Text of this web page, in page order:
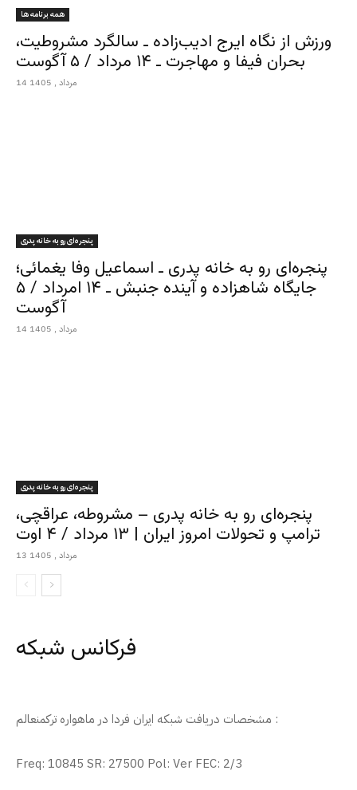
همه برنامه ها
ورزش از نگاه ایرج ادیب‌زاده ـ سالگرد مشروطیت،
بحران فیفا و مهاجرت ـ ۱۴ مرداد / ۵ آگوست
14 مرداد , 1405
پنجره‌ای رو به خانه پدری
پنجره‌ای رو به خانه پدری ـ اسماعیل وفا یغمائی؛
جایگاه شاهزاده و آینده جنبش ـ ۱۴ امرداد / ۵
آگوست
14 مرداد , 1405
پنجره‌ای رو به خانه پدری
پنجره‌ای رو به خانه پدری – مشروطه، عراقچی،
ترامپ و تحولات امروز ایران | ۱۳ مرداد / ۴ اوت
13 مرداد , 1405
فرکانس شبکه
مشخصات دریافت شبکه ایران فردا در ماهواره ترکمنعالم :
Freq: 10845 SR: 27500 Pol: Ver FEC: 2/3